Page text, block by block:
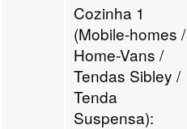
Cozinha 1
(Mobile-homes /
Home-Vans /
Tendas Sibley /
Tenda
Suspensa):